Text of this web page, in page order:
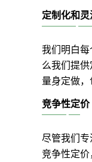
定制化和灵
我们明白
么我们提
量身定做，
竞争性定价
尽管我们
竞争性定